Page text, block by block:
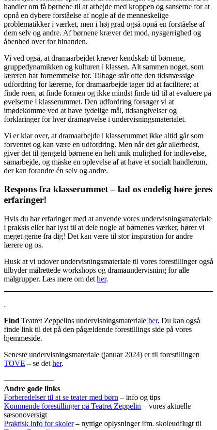
handler om få børnene til at arbejde med kroppen og sanserne for at
opnå en dybere forståelse af nogle af de menneskelige
problematikker i værket, men i høj grad også opnå en forståelse af
dem selv og andre. Af børnene kræver det mod, nysgerrighed og
åbenhed over for hinanden.
Vi ved også, at dramaarbejdet kræver kendskab til børnene,
gruppedynamikken og kulturen i klassen. Alt sammen noget, som
læreren har fornemmelse for. Tilbage står ofte den tidsmæssige
udfordring for lærerne, for dramaarbejde tager tid at facilitere; at
finde roen, at finde formen og ikke mindst finde tid til at evaluere på
øvelserne i klasserummet. Den udfordring forsøger vi at
imødekomme ved at have tydelige mål, tidsangivelser og
forklaringer for hver dramaøvelse i undervisningsmaterialet.
Vi er klar over, at dramaarbejde i klasserummet ikke altid går som
forventet og kan være en udfordring. Men når det går allerbedst,
giver det til gengæld børnene en helt unik mulighed for indlevelse,
samarbejde, og måske en oplevelse af at have et socialt handlerum,
der kan forandre én selv og andre.
Respons fra klasserummet – lad os endelig høre jeres
erfaringer!
Hvis du har erfaringer med at anvende vores undervisningsmateriale
i praksis eller har lyst til at dele nogle af børnenes værker, hører vi
meget gerne fra dig! Det kan være til stor inspiration for andre
lærere og os.
Husk at vi udover undervisningsmateriale til vores forestillinger også
tilbyder målrettede workshops og dramaundervisning for alle
målgrupper. Læs mere om det her.
.
Find Teatret Zeppelins undervisningsmateriale her. Du kan også
finde link til det på den pågældende forestillings side på vores
hjemmeside.
Seneste undervisningsmateriale (januar 2024) er til forestillingen
TOVE – se det her.
——————–
Andre gode links
Forberedelser til at se teater med børn – info og tips
Kommende forestillinger på Teatret Zeppelin – vores aktuelle
sæsonoversigt
Praktisk info for skoler– nyttige oplysninger ifm. skoleudflugt til